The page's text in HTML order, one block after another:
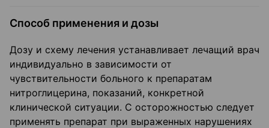
Способ применения и дозы
Дозу и схему лечения устанавливает лечащий врач
индивидуально в зависимости от
чувствительности больного к препаратам
нитроглицерина, показаний, конкретной
клинической ситуации. С осторожностью следует
применять препарат при выраженных нарушениях